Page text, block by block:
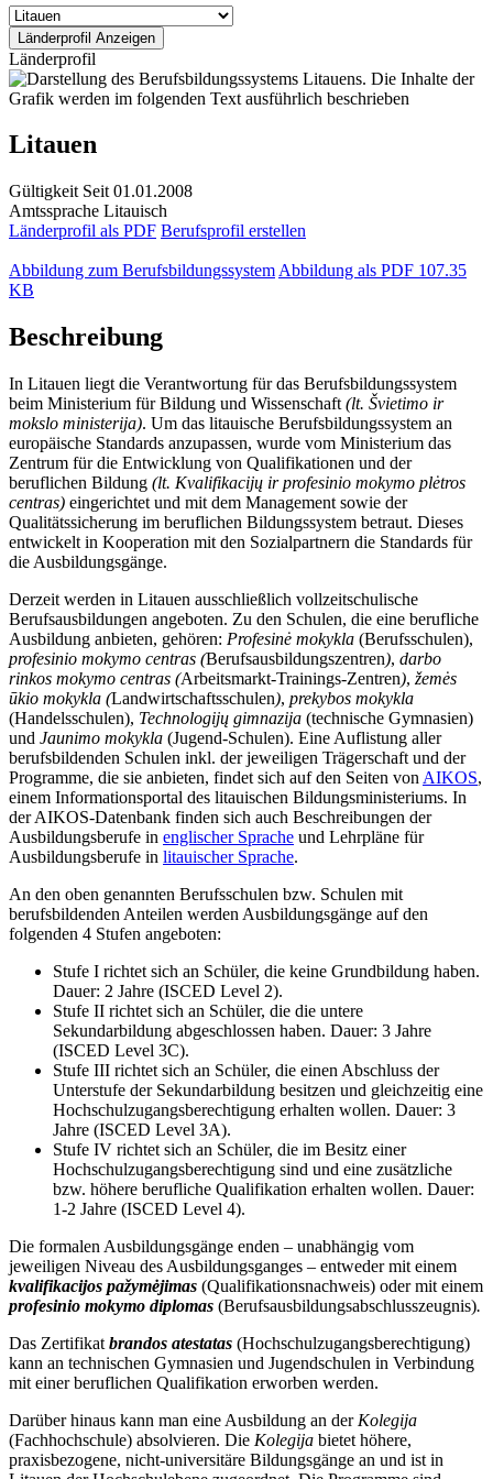
Länderprofil
Litauen
Gültigkeit Seit 01.01.2008
Amtssprache Litauisch
Länderprofil als PDF Berufsprofil erstellen
Abbildung zum Berufsbildungssystem Abbildung als PDF 107.35
KB
Beschreibung
In Litauen liegt die Verantwortung für das Berufsbildungssystem
beim Ministerium für Bildung und Wissenschaft (lt. Švietimo ir
mokslo ministerija). Um das litauische Berufsbildungssystem an
europäische Standards anzupassen, wurde vom Ministerium das
Zentrum für die Entwicklung von Qualifikationen und der
beruflichen Bildung (lt. Kvalifikacijų ir profesinio mokymo plėtros
centras) eingerichtet und mit dem Management sowie der
Qualitätssicherung im beruflichen Bildungssystem betraut. Dieses
entwickelt in Kooperation mit den Sozialpartnern die Standards für
die Ausbildungsgänge.
Derzeit werden in Litauen ausschließlich vollzeitschulische
Berufsausbildungen angeboten. Zu den Schulen, die eine berufliche
Ausbildung anbieten, gehören: Profesinė mokykla (Berufsschulen),
profesinio mokymo centras (Berufsausbildungszentren), darbo
rinkos mokymo centras (Arbeitsmarkt-Trainings-Zentren), žemės
ūkio mokykla (Landwirtschaftsschulen), prekybos mokykla
(Handelsschulen), Technologijų gimnazija (technische Gymnasien)
und Jaunimo mokykla (Jugend-Schulen). Eine Auflistung aller
berufsbildenden Schulen inkl. der jeweiligen Trägerschaft und der
Programme, die sie anbieten, findet sich auf den Seiten von AIKOS,
einem Informationsportal des litauischen Bildungsministeriums. In
der AIKOS-Datenbank finden sich auch Beschreibungen der
Ausbildungsberufe in englischer Sprache und Lehrpläne für
Ausbildungsberufe in litauischer Sprache.
An den oben genannten Berufsschulen bzw. Schulen mit
berufsbildenden Anteilen werden Ausbildungsgänge auf den
folgenden 4 Stufen angeboten:
Stufe I richtet sich an Schüler, die keine Grundbildung haben.
Dauer: 2 Jahre (ISCED Level 2).
Stufe II richtet sich an Schüler, die die untere
Sekundarbildung abgeschlossen haben. Dauer: 3 Jahre
(ISCED Level 3C).
Stufe III richtet sich an Schüler, die einen Abschluss der
Unterstufe der Sekundarbildung besitzen und gleichzeitig eine
Hochschulzugangsberechtigung erhalten wollen. Dauer: 3
Jahre (ISCED Level 3A).
Stufe IV richtet sich an Schüler, die im Besitz einer
Hochschulzugangsberechtigung sind und eine zusätzliche
bzw. höhere berufliche Qualifikation erhalten wollen. Dauer:
1-2 Jahre (ISCED Level 4).
Die formalen Ausbildungsgänge enden – unabhängig vom
jeweiligen Niveau des Ausbildungsganges – entweder mit einem
kvalifikacijos pažymėjimas (Qualifikationsnachweis) oder mit einem
profesinio mokymo diplomas (Berufsausbildungsabschlusszeugnis).
Das Zertifikat brandos atestatas (Hochschulzugangsberechtigung)
kann an technischen Gymnasien und Jugendschulen in Verbindung
mit einer beruflichen Qualifikation erworben werden.
Darüber hinaus kann man eine Ausbildung an der Kolegija
(Fachhochschule) absolvieren. Die Kolegija bietet höhere,
praxisbezogene, nicht-universitäre Bildungsgänge an und ist in